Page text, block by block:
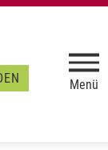
Menü